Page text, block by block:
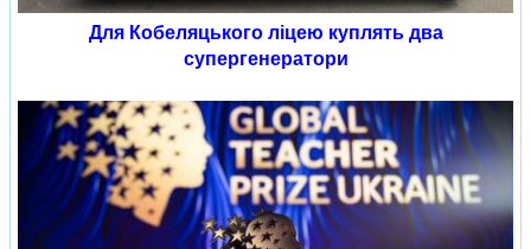
Для Кобеляцького ліцею куплять два
супергенератори